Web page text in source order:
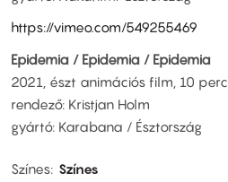
https://vimeo.com/549255469
Epidemia / Epidemia / Epidemia
2021, észt animációs film, 10 perc
rendező: Kristjan Holm
gyártó: Karabana / Észtország
Színes Színes